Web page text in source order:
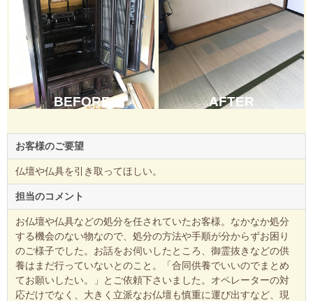
BEFORE AFTER
お客様のご要望
仏壇や仏具を引き取ってほしい。
担当のコメント
お仏壇や仏具などの処分を任されていたお客様。なかなか処分
する機会のない物なので、処分の方法や手順が分からずお困り
のご様子でした。お話をお伺いしたところ、御霊抜きなどの供
養はまだ行っていないとのこと。「合同供養でいいのでまとめ
てお願いしたい。」とご依頼下さいました。オペレーターの対
応だけでなく、大きく立派なお仏壇も慎重に運び出すなど、現